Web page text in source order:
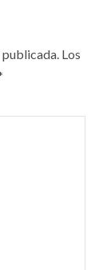
Los